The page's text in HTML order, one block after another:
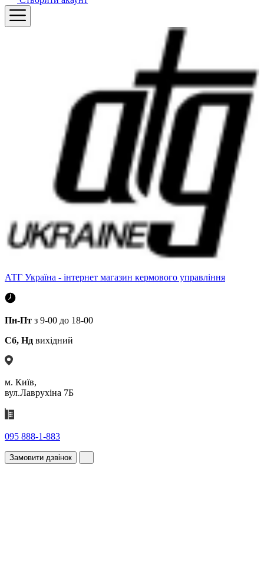
АТГ Україна - інтернет магазин кермового управління
Пн-Пт з 9-00 до 18-00
Сб, Нд вихідний
м. Київ,
вул.Лаврухіна 7Б
095 888-1-883
Замовити дзвінок